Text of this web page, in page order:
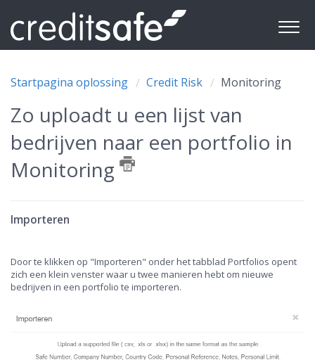
Startpagina oplossing Credit Risk Monitoring
Zo uploadt u een lijst van
bedrijven naar een portfolio in
Monitoring
Importeren
Door te klikken op "Importeren" onder het tabblad Portfolios opent
zich een klein venster waar u twee manieren hebt om nieuwe
bedrijven in een portfolio te importeren.